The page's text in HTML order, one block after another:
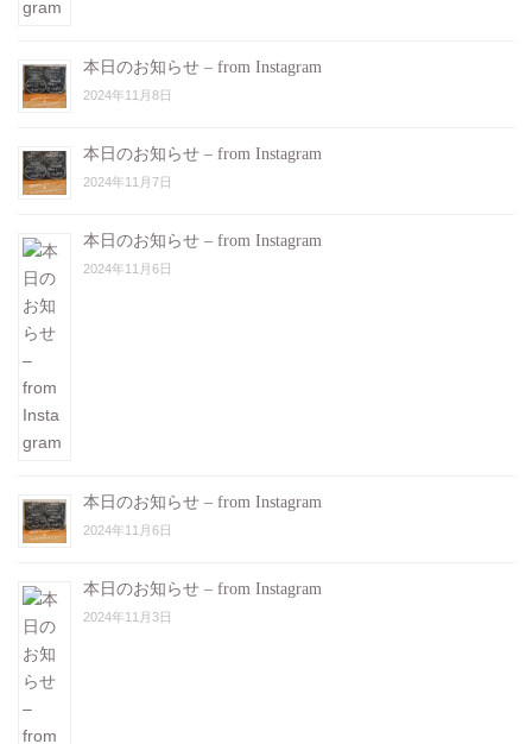
本日のお知らせ – from Instagram
2024年11月8日
本日のお知らせ – from Instagram
2024年11月7日
本日のお知らせ – from Instagram
2024年11月6日
本日のお知らせ – from Instagram
2024年11月6日
本日のお知らせ – from Instagram
2024年11月3日